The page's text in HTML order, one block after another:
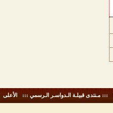
- ::: مـنتدى قبيلـة الـدواسـر الـرسمي ::: - الأعلى